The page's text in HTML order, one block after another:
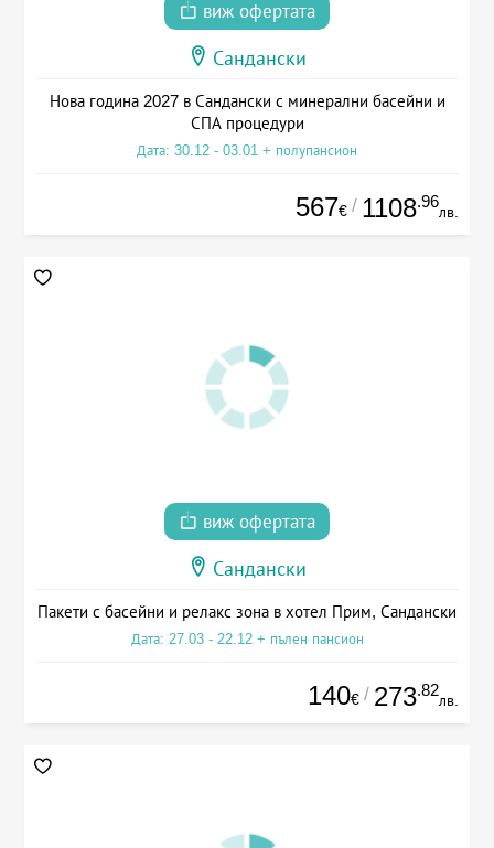
виж офертата
Сандански
Нова година 2027 в Сандански с минерални басейни и
СПА процедури
Дата: 30.12 - 03.01 + полупансион
567€ / 1108.96
лв.
виж офертата
Сандански
Пакети с басейни и релакс зона в хотел Прим, Сандански
Дата: 27.03 - 22.12 + пълен пансион
140€ / 273.82
лв.